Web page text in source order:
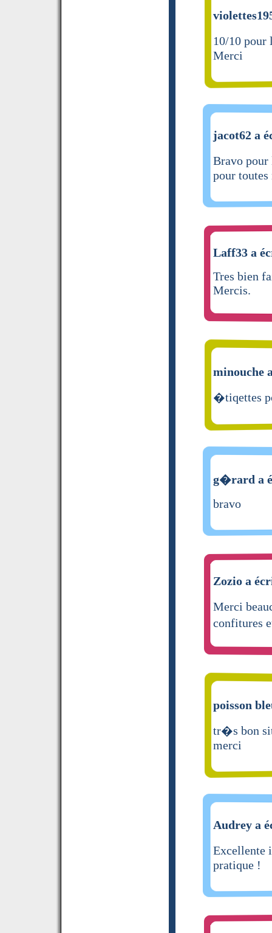
10/10
Merci
jacot62 a
Bravo
pour
Laff33 a
Tres bien
Mercis.
minouche
�tiqettes
g�rard a
bravo
Zozio a
Merci
confitures
poisson
tr�s bon
merci
Audrey a
Excellente
pratique !